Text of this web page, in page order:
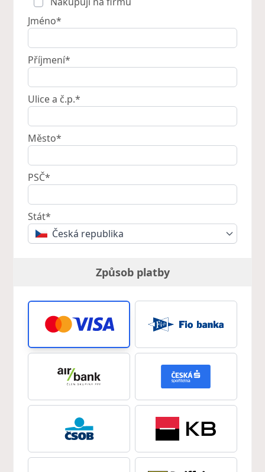
Jméno*
Příjmení*
Ulice a č.p.*
Město*
PSČ*
Stát*
Česká republika
Způsob platby